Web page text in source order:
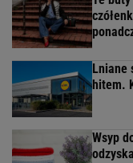
Lniane
hitem.
Wsyp